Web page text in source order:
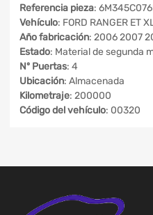
Referencia pieza:
Vehículo: FORD RANGER ET
Año fabricación: 2006 2007
Estado: Material de segunda
Nº Puertas: 4
Ubicación: Almacenada
Kilometraje: 200000
Código del vehículo: 00320